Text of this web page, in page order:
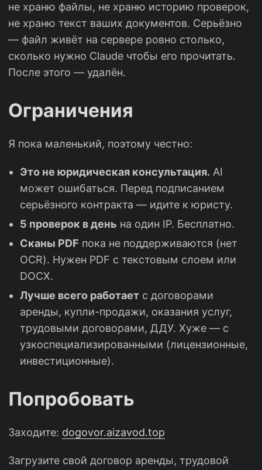
не храню файлы, не храню историю проверок,
не храню текст ваших документов. Серьёзно
— файл живёт на сервере ровно столько,
сколько нужно Claude чтобы его прочитать.
После этого — удалён.
Ограничения
Я пока маленький, поэтому честно:
Это не юридическая консультация. AI
может ошибаться. Перед подписанием
серьёзного контракта — идите к юристу.
5 проверок в день на один IP. Бесплатно.
Сканы PDF пока не поддерживаются (нет
OCR). Нужен PDF с текстовым слоем или
DOCX.
Лучше всего работает с договорами
аренды, купли-продажи, оказания услуг,
трудовыми договорами, ДДУ. Хуже — с
узкоспециализированными (лицензионные,
инвестиционные).
Попробовать
Заходите: dogovor.aizavod.top
Загрузите свой договор аренды, трудовой